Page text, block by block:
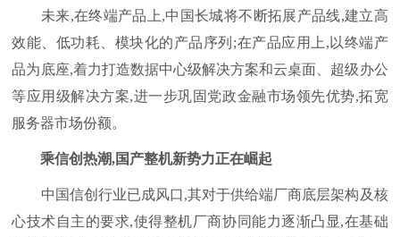
未来,在终端产品上,中国长城将不断拓展产品线,建立高
效能、低功耗、模块化的产品序列;在产品应用上,以终端产
品为底座,着力打造数据中心级解决方案和云桌面、超级办公
等应用级解决方案,进一步巩固党政金融市场领先优势,拓宽
服务器市场份额。
乘信创热潮,国产整机新势力正在崛起
中国信创行业已成风口,其对于供给端厂商底层架构及核
心技术自主的要求,使得整机厂商协同能力逐渐凸显,在基础